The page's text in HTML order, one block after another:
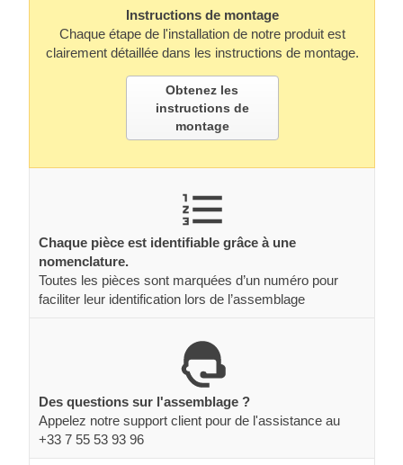
Instructions de montage
Chaque étape de l'installation de notre produit est
clairement détaillée dans les instructions de montage.
Obtenez les
instructions de
montage
Chaque pièce est identifiable grâce à une
nomenclature.
Toutes les pièces sont marquées d’un numéro pour
faciliter leur identification lors de l’assemblage
Des questions sur l'assemblage ?
Appelez notre support client pour de l'assistance au
+33 7 55 53 93 96